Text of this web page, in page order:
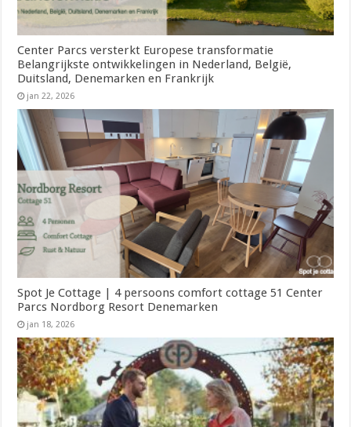
Center Parcs versterkt Europese transformatie
Belangrijkste ontwikkelingen in Nederland, België,
Duitsland, Denemarken en Frankrijk
jan 22, 2026
Spot Je Cottage | 4 persoons comfort cottage 51 Center
Parcs Nordborg Resort Denemarken
jan 18, 2026